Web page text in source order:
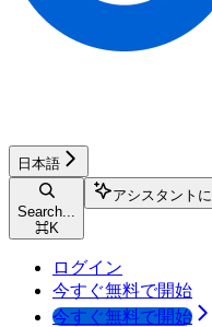
日本語
Search...
⌘K
アシスタント
ログイン
今すぐ無料で開始
今すぐ無料で開始